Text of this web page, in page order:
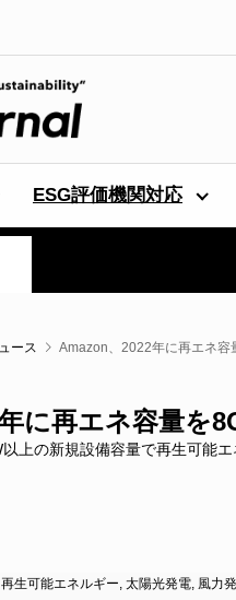
ESG評価機関対応
ース Amazon、2022年に再エネ容
に再エネ容量を
再生可能エネルギー, 太陽光発電, 風力